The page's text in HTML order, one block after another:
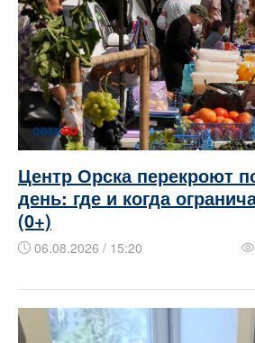
Центр Орска перекроют
день: где и когда
(0+)
06.08.2026 / 15:20